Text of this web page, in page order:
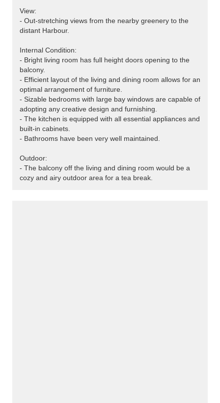
View:
- Out-stretching views from the nearby greenery to the
distant Harbour.
Internal Condition:
- Bright living room has full height doors opening to the
balcony.
- Efficient layout of the living and dining room allows for an
optimal arrangement of furniture.
- Sizable bedrooms with large bay windows are capable of
adopting any creative design and furnishing.
- The kitchen is equipped with all essential appliances and
built-in cabinets.
- Bathrooms have been very well maintained.
Outdoor:
- The balcony off the living and dining room would be a
cozy and airy outdoor area for a tea break.